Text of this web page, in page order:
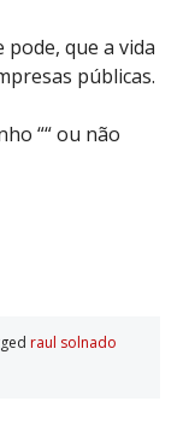
pode, que a vida
públicas.
““ ou não
raul solnado